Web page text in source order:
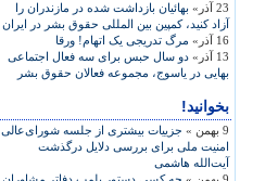
23 آذر»
بهائيان بازداشت شده در مازندران را
آزاد کنيد، کمپين بين المللی حقوق بشر در ايران
16 آذر»
مرگ تدريجی يک اتهام! ورقا
13 آذر»
دو سال حبس برای سه فعال اجتماعی
بهايی در ياسوج، مجموعه فعالان حقوق بشر
بخوانید!
9 بهمن »
جزییات بیشتری از جلسه شورای‌عالی
امنیت ملی برای بررسی دلایل درگذشت
آیت‌الله هاشمی